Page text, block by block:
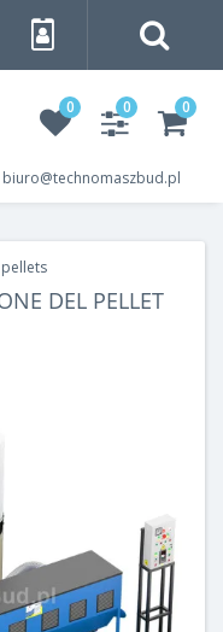
0 0 0
biuro@technomaszbud.pl
DEL PELLET